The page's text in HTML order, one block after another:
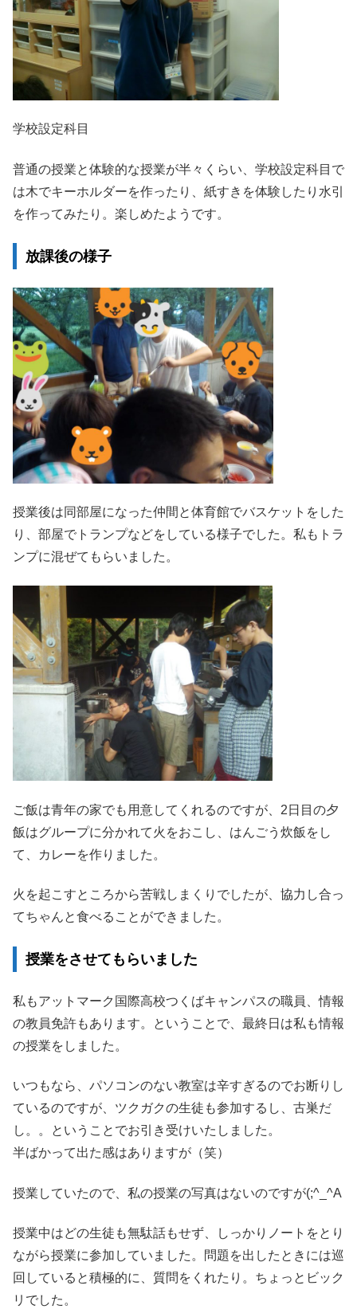
学校設定科目
普通の授業と体験的な授業が半々くらい、学校設定科目で
は木でキーホルダーを作ったり、紙すきを体験したり水引
を作ってみたり。楽しめたようです。
放課後の様子
授業後は同部屋になった仲間と体育館でバスケットをした
り、部屋でトランプなどをしている様子でした。私もトラ
ンプに混ぜてもらいました。
ご飯は青年の家でも用意してくれるのですが、2日目の夕
飯はグループに分かれて火をおこし、はんごう炊飯をし
て、カレーを作りました。
火を起こすところから苦戦しまくりでしたが、協力し合っ
てちゃんと食べることができました。
授業をさせてもらいました
私もアットマーク国際高校つくばキャンパスの職員、情報
の教員免許もあります。ということで、最終日は私も情報
の授業をしました。
いつもなら、パソコンのない教室は辛すぎるのでお断りし
ているのですが、ツクガクの生徒も参加するし、古巣だ
し。。ということでお引き受けいたしました。
半ばかって出た感はありますが（笑）
授業していたので、私の授業の写真はないのですが(;^_^A
授業中はどの生徒も無駄話もせず、しっかりノートをとり
ながら授業に参加していました。問題を出したときには巡
回していると積極的に、質問をくれたり。ちょっとビック
リでした。